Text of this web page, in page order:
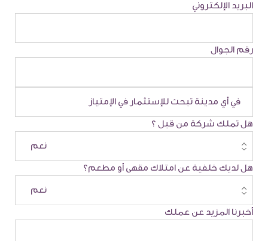
البريد الإلكتروني
رقم الجوال
هل تملك شركة من قبل ؟
هل لديك خلفية عن امتلاك مقهى أو مطعم؟
أخبرنا المزيد عن عملك